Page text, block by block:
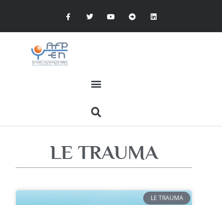
LE TRAUMA
LE TRAUMA